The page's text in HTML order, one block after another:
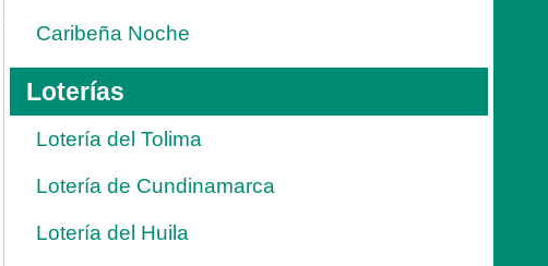
Caribeña Noche
Loterías
Lotería del Tolima
Lotería de Cundinamarca
Lotería del Huila